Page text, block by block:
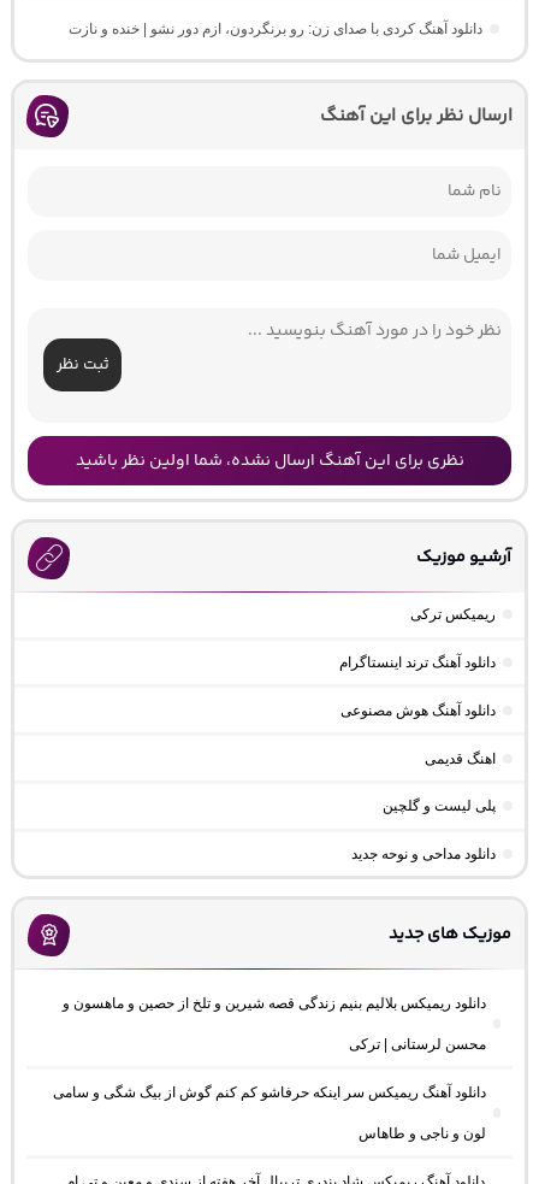
دانلود آهنگ کردی با صدای زن: رو برنگردون، ازم دور نشو | خنده و نازت
ارسال نظر برای این آهنگ
ثبت نظر
نظری برای این آهنگ ارسال نشده، شما اولین نظر باشید
آرشیو موزیک
ریمیکس ترکی
دانلود آهنگ ترند اینستاگرام
دانلود آهنگ هوش مصنوعی
اهنگ قدیمی
پلی لیست و گلچین
دانلود مداحی و نوحه جدید
موزیک های جدید
دانلود ریمیکس بلالیم بنیم زندگی قصه شیرین و تلخ از حصین و ماهسون و
محسن لرستانی | ترکی
دانلود آهنگ ریمیکس سر اینکه حرفاشو کم کنم گوش از بیگ شگی و سامی
لون و ناجی و طاهاس